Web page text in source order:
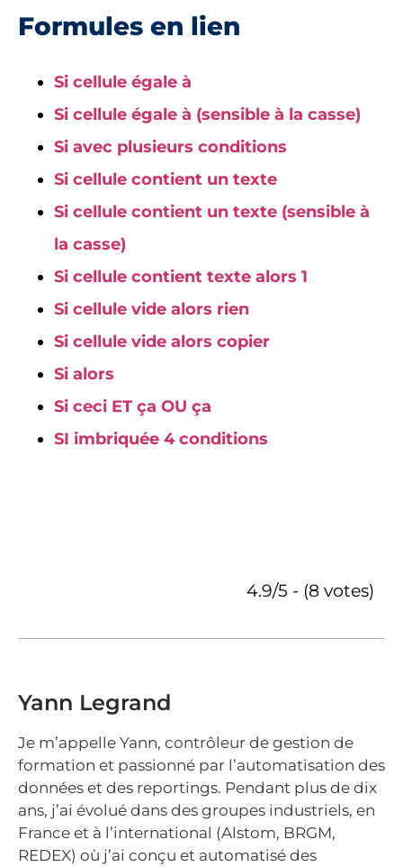
Formules en lien
Si cellule égale à
Si cellule égale à (sensible à la casse)
Si avec plusieurs conditions
Si cellule contient un texte
Si cellule contient un texte (sensible à
la casse)
Si cellule contient texte alors 1
Si cellule vide alors rien
Si cellule vide alors copier
Si alors
Si ceci ET ça OU ça
SI imbriquée 4 conditions
4.9/5 - (8 votes)
Yann Legrand
Je m’appelle Yann, contrôleur de gestion de
formation et passionné par l’automatisation des
données et des reportings. Pendant plus de dix
ans, j’ai évolué dans des groupes industriels, en
France et à l’international (Alstom, BRGM,
REDEX) où j’ai conçu et automatisé des